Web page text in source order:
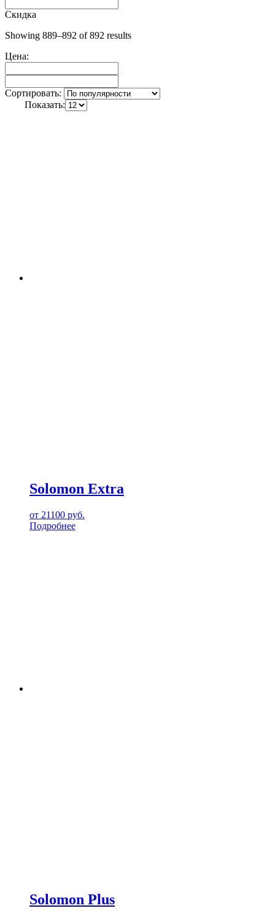
Скидка
Showing 889–892 of 892 results
Цена:
Сортировать:
Показать:
Solomon Extra
от 21100 руб.
Подробнее
Solomon Plus